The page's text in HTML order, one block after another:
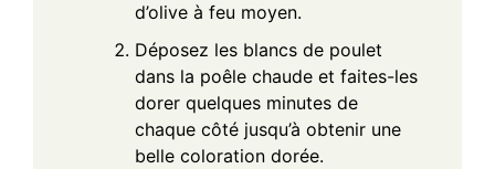
d’olive à feu moyen.
Déposez les blancs de poulet
dans la poêle chaude et faites-les
dorer quelques minutes de
chaque côté jusqu’à obtenir une
belle coloration dorée.